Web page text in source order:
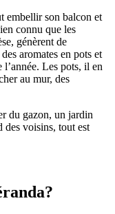
embellir son balcon et
connu que les
génèrent de
aromates en pots et
Les pots, il en
au mur, des
du gazon, un jardin
des voisins, tout est